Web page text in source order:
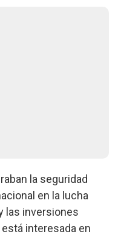
la seguridad
en la lucha
las inversiones
interesada en